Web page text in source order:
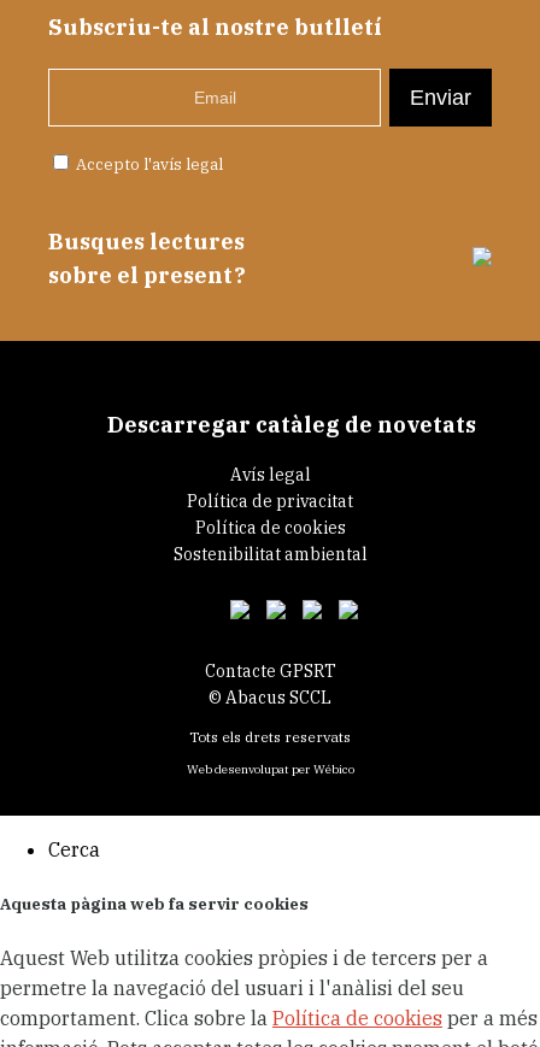
Subscriu-te al nostre butlletí
Accepto l'avís legal
Busques lectures
sobre el present?
Descarregar catàleg de novetats
Avís legal
Política de privacitat
Política de cookies
Sostenibilitat ambiental
Contacte GPSRT
© Abacus SCCL
Tots els drets reservats
Web desenvolupat per Wébico
Cerca
Aquesta pàgina web fa servir cookies
Aquest Web utilitza cookies pròpies i de tercers per a
permetre la navegació del usuari i l'anàlisi del seu
comportament. Clica sobre la Política de cookies per a més